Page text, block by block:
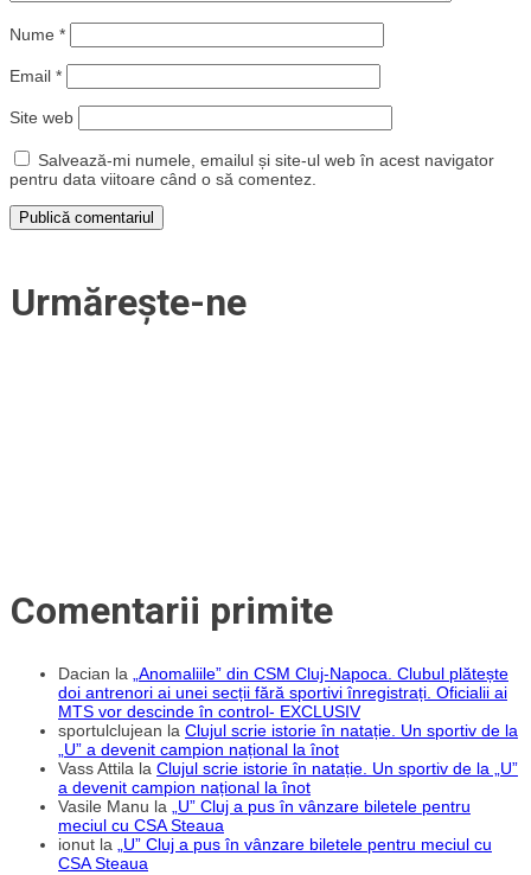
Nume *
Email *
Site web
Salvează-mi numele, emailul și site-ul web în acest navigator
pentru data viitoare când o să comentez.
Urmărește-ne
Comentarii primite
Dacian la „Anomaliile” din CSM Cluj-Napoca. Clubul plătește
doi antrenori ai unei secții fără sportivi înregistrați. Oficialii ai
MTS vor descinde în control- EXCLUSIV
sportulclujean la Clujul scrie istorie în natație. Un sportiv de la
„U” a devenit campion național la înot
Vass Attila la Clujul scrie istorie în natație. Un sportiv de la „U”
a devenit campion național la înot
Vasile Manu la „U” Cluj a pus în vânzare biletele pentru
meciul cu CSA Steaua
ionut la „U” Cluj a pus în vânzare biletele pentru meciul cu
CSA Steaua